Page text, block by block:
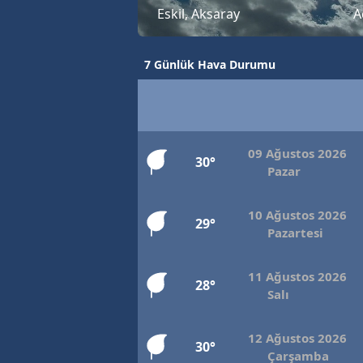
Eskil, Aksaray
7 Günlük Hava Durumu
30°
09 Ağustos 2026
Pazar
29°
10 Ağustos 2026
Pazartesi
28°
11 Ağustos 2026
Salı
30°
12 Ağustos 2026
Çarşamba